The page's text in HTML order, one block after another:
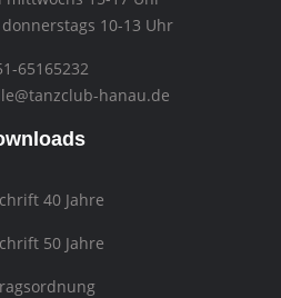
10-13 Uhr
65165232
hanau.de
40 Jahre
50 Jahre